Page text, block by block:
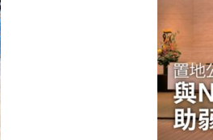
；
扶
甦
界
渡
训13,000
划得以
力支持
荣实为
本，推